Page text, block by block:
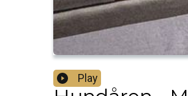
Play